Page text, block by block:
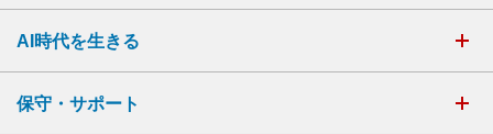
AI時代を生きる
保守・サポート